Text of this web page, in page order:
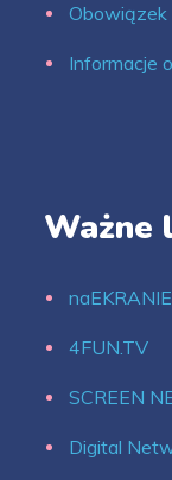
Obowiązek
Informacje
Ważne
4FUN.TV
SCREEN
Digital